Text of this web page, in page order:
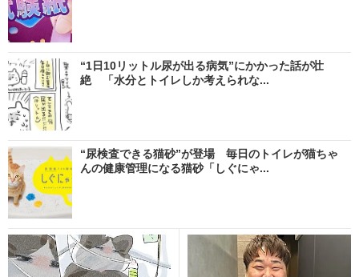
“1日10リットル尿が出る病気”にかかった話が壮
絶 「水分とトイレしか考えられな...
“尿検査できる猫砂”が登場 毎日のトイレが猫ちゃ
んの健康管理になる猫砂「しぐにゃ...